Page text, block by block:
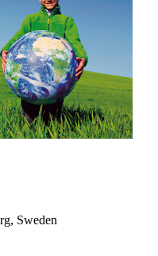
Sweden